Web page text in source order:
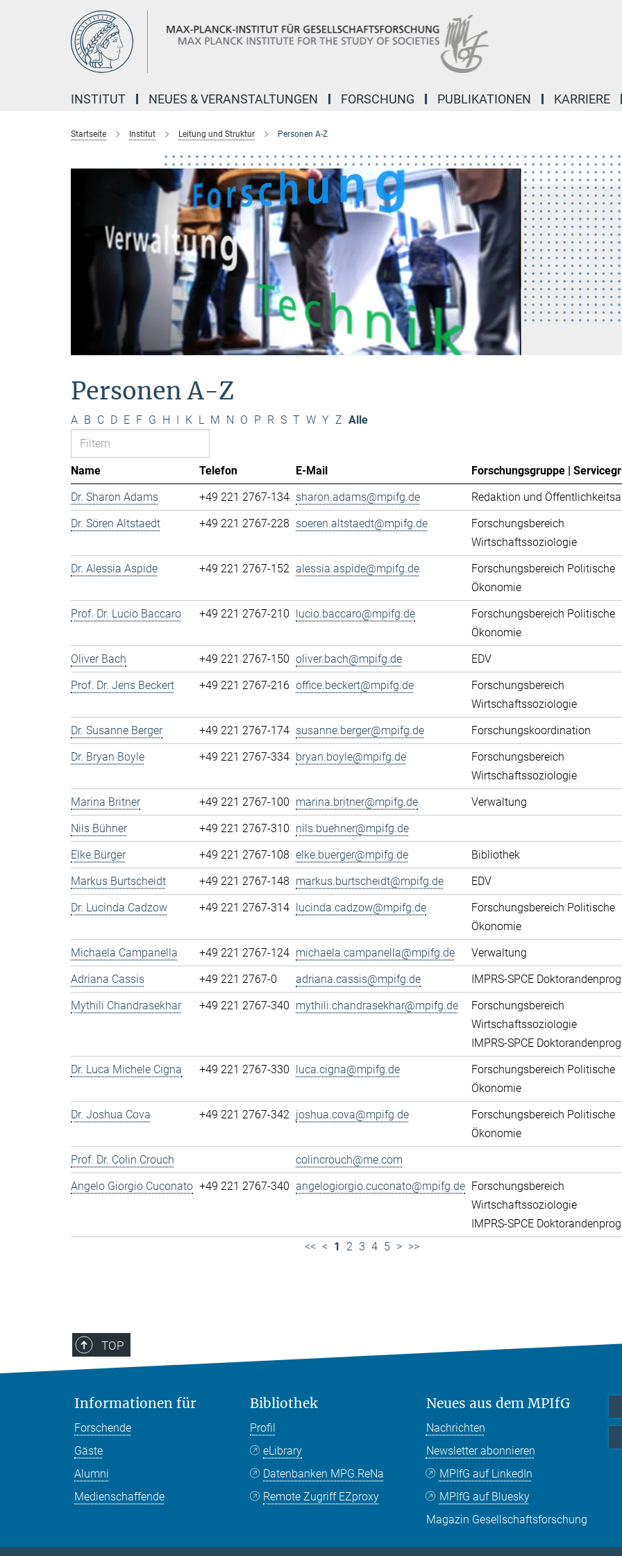
INSTITUT NEUES & VERANSTALTUNGEN FORSCHUNG PUBLIKATIONEN KARRIERE
Startseite Institut Leitung und Struktur Personen A-Z
Personen A-Z
A B C D E F G H I K L M N O P R S T W Y Z Alle
Name Telefon E-Mail
Forschungsgruppe |
Dr. Sharon Adams
+49 221 2767-134 sharon.adams@mpifg.de
Redaktion und
Dr. Sören Altstaedt
+49 221 2767-228 soeren.altstaedt@mpifg.de
Forschungsbereich
Wirtschaftssoziologie
Dr. Alessia Aspide
+49 221 2767-152 alessia.aspide@mpifg.de
Forschungsbereich Politische
Ökonomie
Prof. Dr. Lucio Baccaro
+49 221 2767-210 lucio.baccaro@mpifg.de
Forschungsbereich Politische
Ökonomie
Oliver Bach
+49 221 2767-150 oliver.bach@mpifg.de
EDV
Prof. Dr. Jens Beckert
+49 221 2767-216 office.beckert@mpifg.de
Forschungsbereich
Wirtschaftssoziologie
Dr. Susanne Berger
+49 221 2767-174 susanne.berger@mpifg.de
Forschungskoordination
Dr. Bryan Boyle
+49 221 2767-334 bryan.boyle@mpifg.de
Forschungsbereich
Wirtschaftssoziologie
Marina Britner
+49 221 2767-100 marina.britner@mpifg.de
Verwaltung
Nils Bühner
+49 221 2767-310 nils.buehner@mpifg.de
Elke Bürger
+49 221 2767-108 elke.buerger@mpifg.de
Bibliothek
Markus Burtscheidt
+49 221 2767-148 markus.burtscheidt@mpifg.de
EDV
Dr. Lucinda Cadzow
+49 221 2767-314 lucinda.cadzow@mpifg.de
Forschungsbereich Politische
Ökonomie
Michaela Campanella
+49 221 2767-124 michaela.campanella@mpifg.de
Verwaltung
Adriana Cassis
+49 221 2767-0 adriana.cassis@mpifg.de
IMPRS-SPCE
Mythili Chandrasekhar
+49 221 2767-340 mythili.chandrasekhar@mpifg.de
Forschungsbereich
Wirtschaftssoziologie
IMPRS-SPCE
Dr. Luca Michele Cigna
+49 221 2767-330 luca.cigna@mpifg.de
Forschungsbereich Politische
Ökonomie
Dr. Joshua Cova
+49 221 2767-342 joshua.cova@mpifg.de
Forschungsbereich Politische
Ökonomie
Prof. Dr. Colin Crouch
colincrouch@me.com
Angelo Giorgio Cuconato +49 221 2767-340 angelogiorgio.cuconato@mpifg.de Forschungsbereich
Wirtschaftssoziologie
IMPRS-SPCE
<< < 1 2 3 4 5 > >>
TOP
Informationen für
Forschende
Gäste
Alumni
Medienschaffende
Bibliothek
Profil
eLibrary
Datenbanken MPG.ReNa
Remote Zugriff EZproxy
Neues aus dem MPIfG
Nachrichten
Newsletter abonnieren
MPIfG auf LinkedIn
MPIfG auf Bluesky
Magazin Gesellschaftsforschung